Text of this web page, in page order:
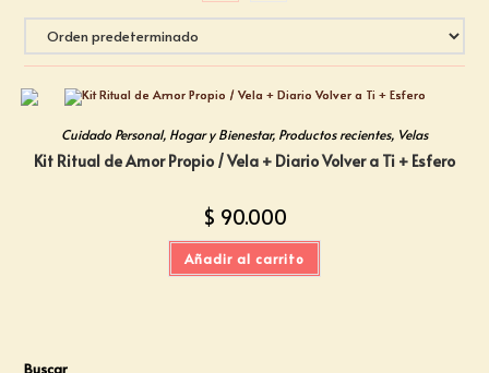
Cuidado Personal, Hogar y Bienestar, Productos recientes, Velas
Kit Ritual de Amor Propio / Vela + Diario Volver a Ti + Esfero
$ 90.000
Añadir al carrito
Buscar